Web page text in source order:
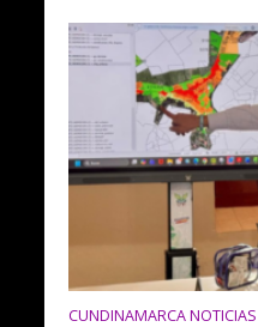
CUNDINAMARCA NOTICIAS